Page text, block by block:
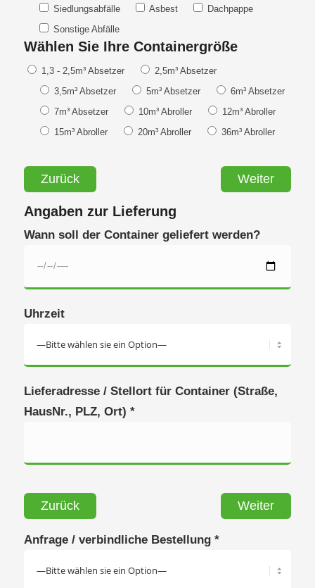
Siedlungsabfälle
Asbest
Dachpappe
Sonstige Abfälle
Wählen Sie Ihre Containergröße
1,3 - 2,5m³ Absetzer
2,5m³ Absetzer
3,5m³ Absetzer
5m³ Absetzer
6m³ Absetzer
7m³ Absetzer
10m³ Abroller
12m³ Abroller
15m³ Abroller
20m³ Abroller 36m³ Abroller
Zurück Weiter
Angaben zur Lieferung
Wann soll der Container geliefert werden?
Uhrzeit
Lieferadresse / Stellort für Container (Straße,
HausNr., PLZ, Ort) *
Zurück Weiter
Anfrage / verbindliche Bestellung *